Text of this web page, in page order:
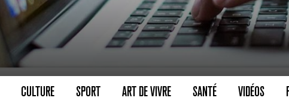
CULTURE SPORT ART DE VIVRE SANTÉ VIDÉOS 18